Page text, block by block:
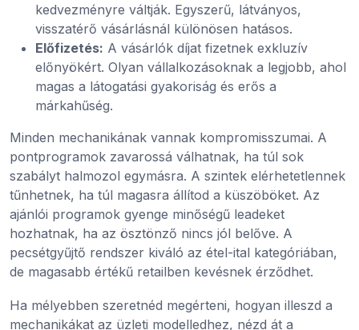
kedvezményre váltják. Egyszerű, látványos,
visszatérő vásárlásnál különösen hatásos.
Előfizetés: A vásárlók díjat fizetnek exkluzív
előnyökért. Olyan vállalkozásoknak a legjobb, ahol
magas a látogatási gyakoriság és erős a
márkahűség.
Minden mechanikának vannak kompromisszumai. A
pontprogramok zavarossá válhatnak, ha túl sok
szabályt halmozol egymásra. A szintek elérhetetlennek
tűnhetnek, ha túl magasra állítod a küszöböket. Az
ajánlói programok gyenge minőségű leadeket
hozhatnak, ha az ösztönző nincs jól belőve. A
pecsétgyűjtő rendszer kiváló az étel-ital kategóriában,
de magasabb értékű retailben kevésnek érződhet.
Ha mélyebben szeretnéd megérteni, hogyan illeszd a
mechanikákat az üzleti modelledhez, nézd át a